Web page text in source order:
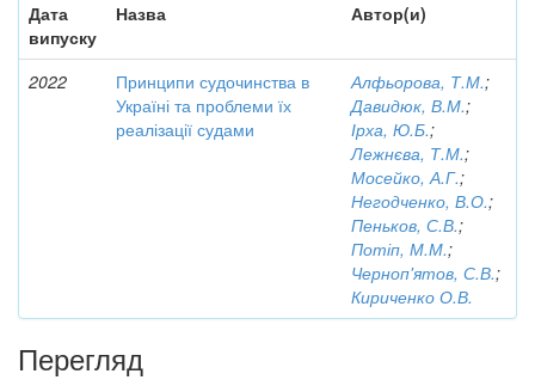
Дата
випуску
Назва Автор(и)
2022
Принципи судочинства в
Україні та проблеми їх
реалізації судами
Алфьорова, Т.М.;
Давидюк, В.М.;
Ірха, Ю.Б.;
Лежнєва, Т.М.;
Мосейко, А.Г.;
Негодченко, В.О.;
Пеньков, С.В.;
Потіп, М.М.;
Черноп'ятов, С.В.;
Кириченко О.В.
Перегляд